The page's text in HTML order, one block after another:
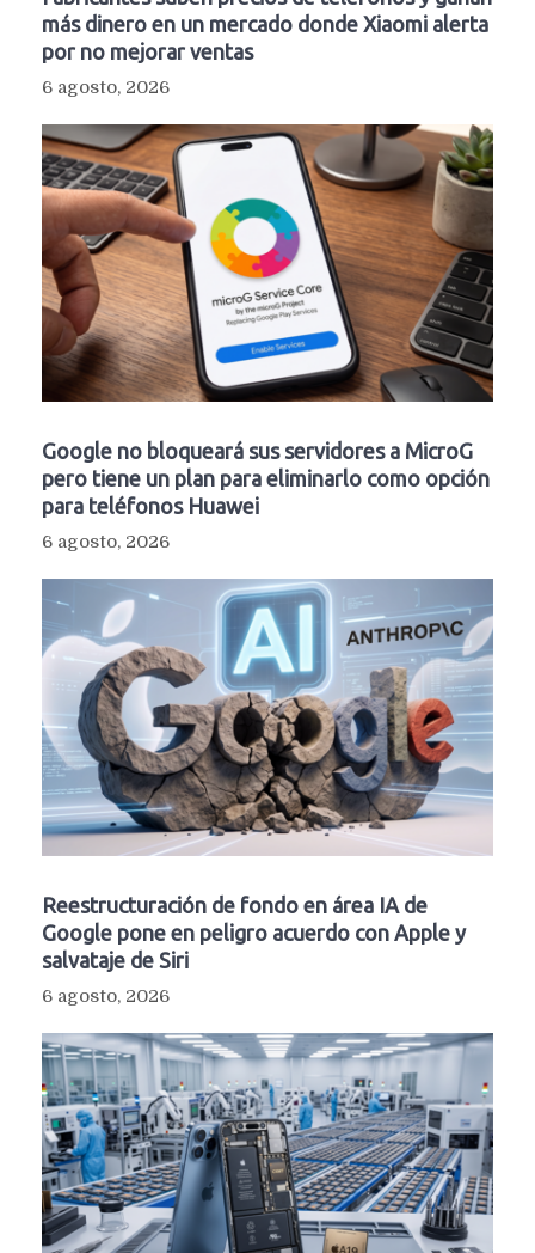
más dinero en un mercado donde Xiaomi alerta
por no mejorar ventas
6 agosto, 2026
Google no bloqueará sus servidores a MicroG
pero tiene un plan para eliminarlo como opción
para teléfonos Huawei
6 agosto, 2026
Reestructuración de fondo en área IA de
Google pone en peligro acuerdo con Apple y
salvataje de Siri
6 agosto, 2026